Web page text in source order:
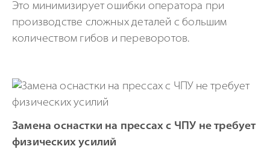
Это минимизирует ошибки оператора при
производстве сложных деталей с большим
количеством гибов и переворотов.
Замена оснастки на прессах с ЧПУ не требует
физических усилий